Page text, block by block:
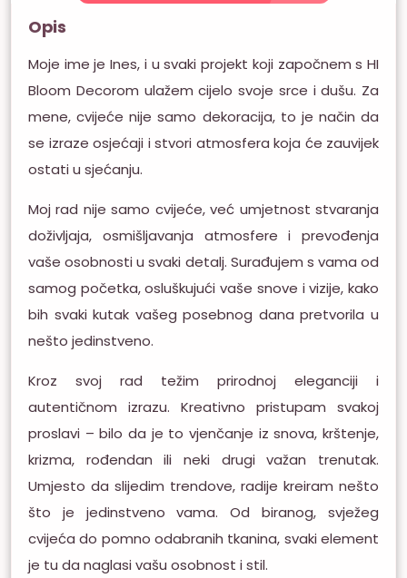
Opis
Moje ime je Ines, i u svaki projekt koji započnem s HI
Bloom Decorom ulažem cijelo svoje srce i dušu. Za
mene, cvijeće nije samo dekoracija, to je način da
se izraze osjećaji i stvori atmosfera koja će zauvijek
ostati u sjećanju.
Moj rad nije samo cvijeće, već umjetnost stvaranja
doživljaja, osmišljavanja atmosfere i prevođenja
vaše osobnosti u svaki detalj. Surađujem s vama od
samog početka, osluškujući vaše snove i vizije, kako
bih svaki kutak vašeg posebnog dana pretvorila u
nešto jedinstveno.
Kroz svoj rad težim prirodnoj eleganciji i
autentičnom izrazu. Kreativno pristupam svakoj
proslavi – bilo da je to vjenčanje iz snova, krštenje,
krizma, rođendan ili neki drugi važan trenutak.
Umjesto da slijedim trendove, radije kreiram nešto
što je jedinstveno vama. Od biranog, svježeg
cvijeća do pomno odabranih tkanina, svaki element
je tu da naglasi vašu osobnost i stil.